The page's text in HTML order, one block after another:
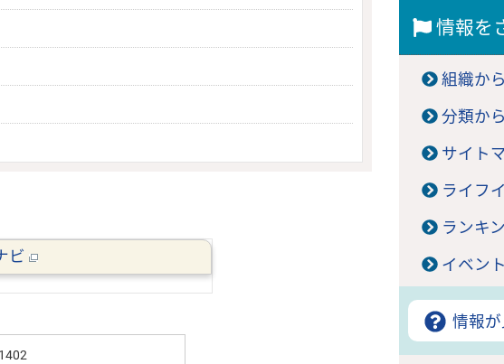
ビ
情報を
組織から
分類から
サイト
ライフ
ランキ
イベン
情報